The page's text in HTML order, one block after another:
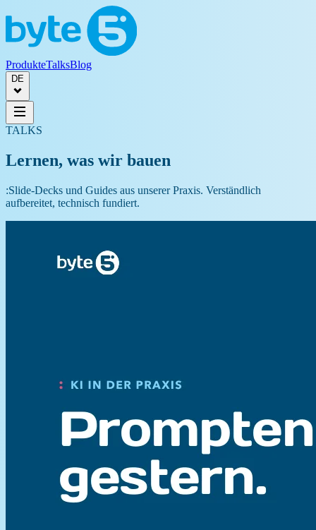
ProdukteTalksBlog
DE
TALKS
Lernen, was wir bauen
:Slide-Decks und Guides aus unserer Praxis. Verständlich
aufbereitet, technisch fundiert.